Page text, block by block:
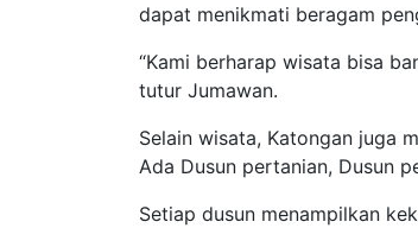
dapat menikmati beragam
“Kami berharap wisata bisa
tutur Jumawan.
Selain wisata, Katongan juga
Ada Dusun pertanian, Dusun
Setiap dusun menampilkan